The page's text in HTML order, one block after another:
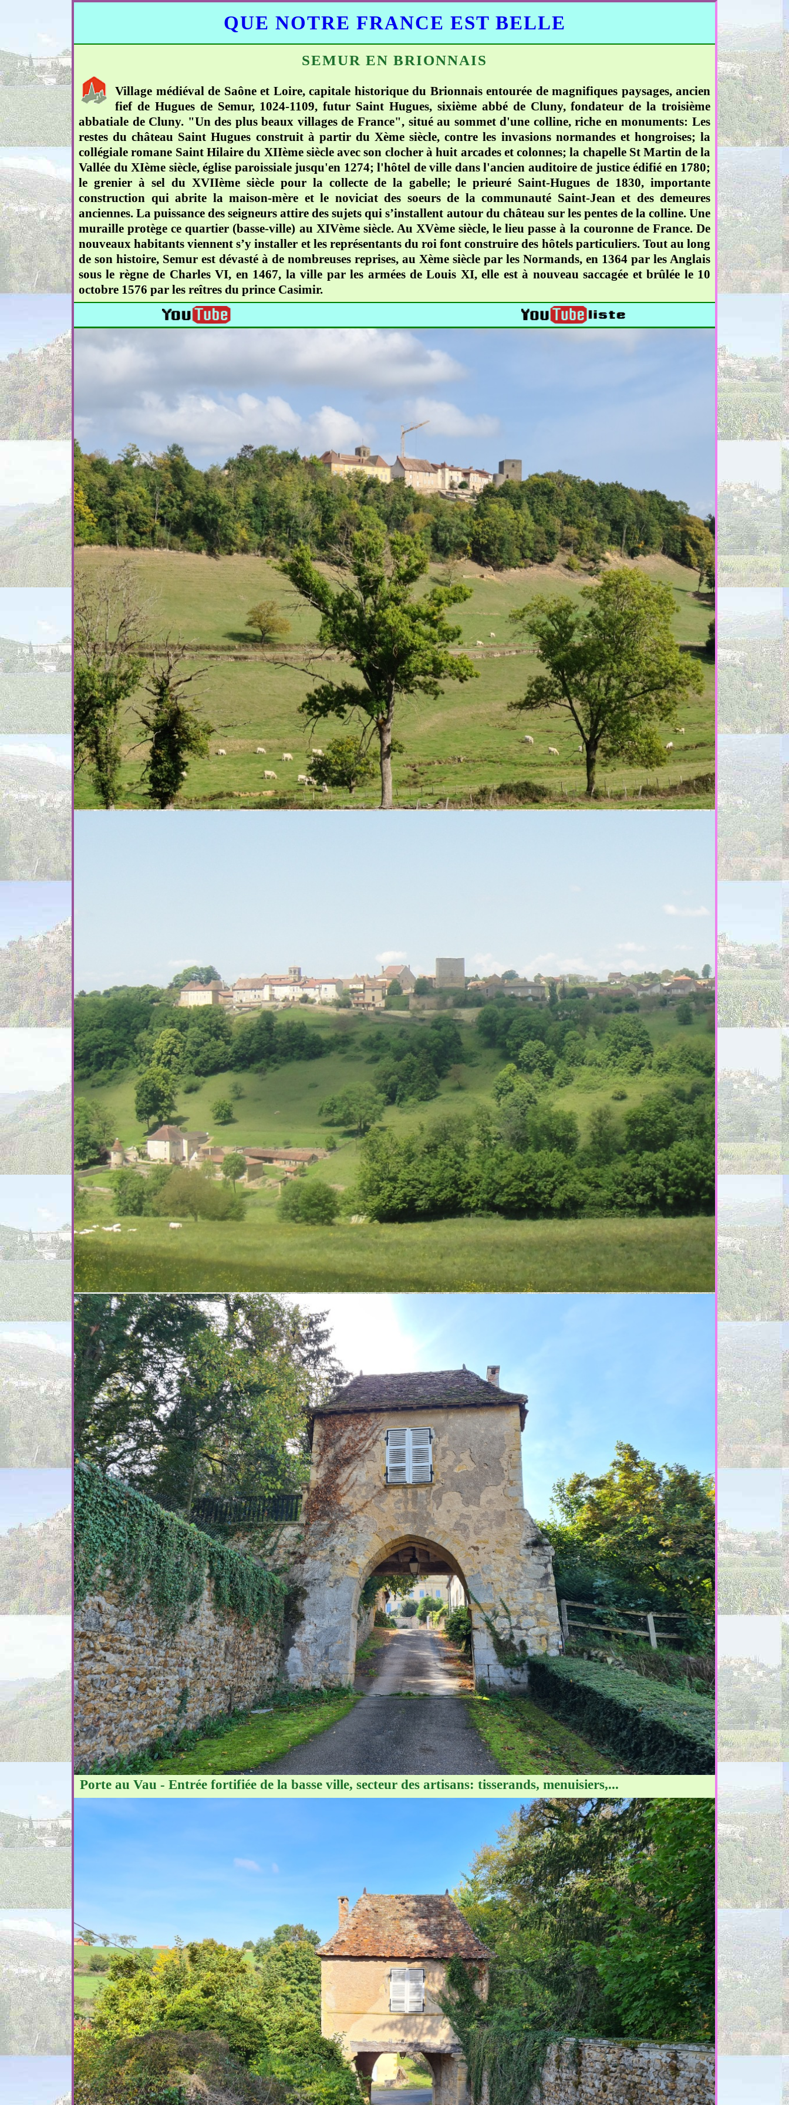
QUE NOTRE FRANCE EST BELLE
SEMUR EN BRIONNAIS
Village médiéval de Saône et Loire, capitale historique du Brionnais entourée de magnifiques paysages, ancien
fief de Hugues de Semur, 1024-1109, futur Saint Hugues, sixième abbé de Cluny, fondateur de la troisième
abbatiale de Cluny. "Un des plus beaux villages de France", situé au sommet d'une colline, riche en monuments: Les
restes du château Saint Hugues construit à partir du Xème siècle, contre les invasions normandes et hongroises; la
collégiale romane Saint Hilaire du XIIème siècle avec son clocher à huit arcades et colonnes; la chapelle St Martin de la
Vallée du XIème siècle, église paroissiale jusqu'en 1274; l'hôtel de ville dans l'ancien auditoire de justice édifié en 1780;
le grenier à sel du XVIIème siècle pour la collecte de la gabelle; le prieuré Saint-Hugues de 1830, importante
construction qui abrite la maison-mère et le noviciat des soeurs de la communauté Saint-Jean et des demeures
anciennes. La puissance des seigneurs attire des sujets qui s’installent autour du château sur les pentes de la colline. Une
muraille protège ce quartier (basse-ville) au XIVème siècle. Au XVème siècle, le lieu passe à la couronne de France. De
nouveaux habitants viennent s’y installer et les représentants du roi font construire des hôtels particuliers. Tout au long
de son histoire, Semur est dévasté à de nombreuses reprises, au Xème siècle par les Normands, en 1364 par les Anglais
sous le règne de Charles VI, en 1467, la ville par les armées de Louis XI, elle est à nouveau saccagée et brûlée le 10
octobre 1576 par les reîtres du prince Casimir.
Porte au Vau - Entrée fortifiée de la basse ville, secteur des artisans: tisserands, menuisiers,...